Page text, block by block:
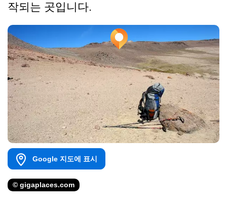
작되는 곳입니다.
Google 지도에 표시
© gigaplaces.com